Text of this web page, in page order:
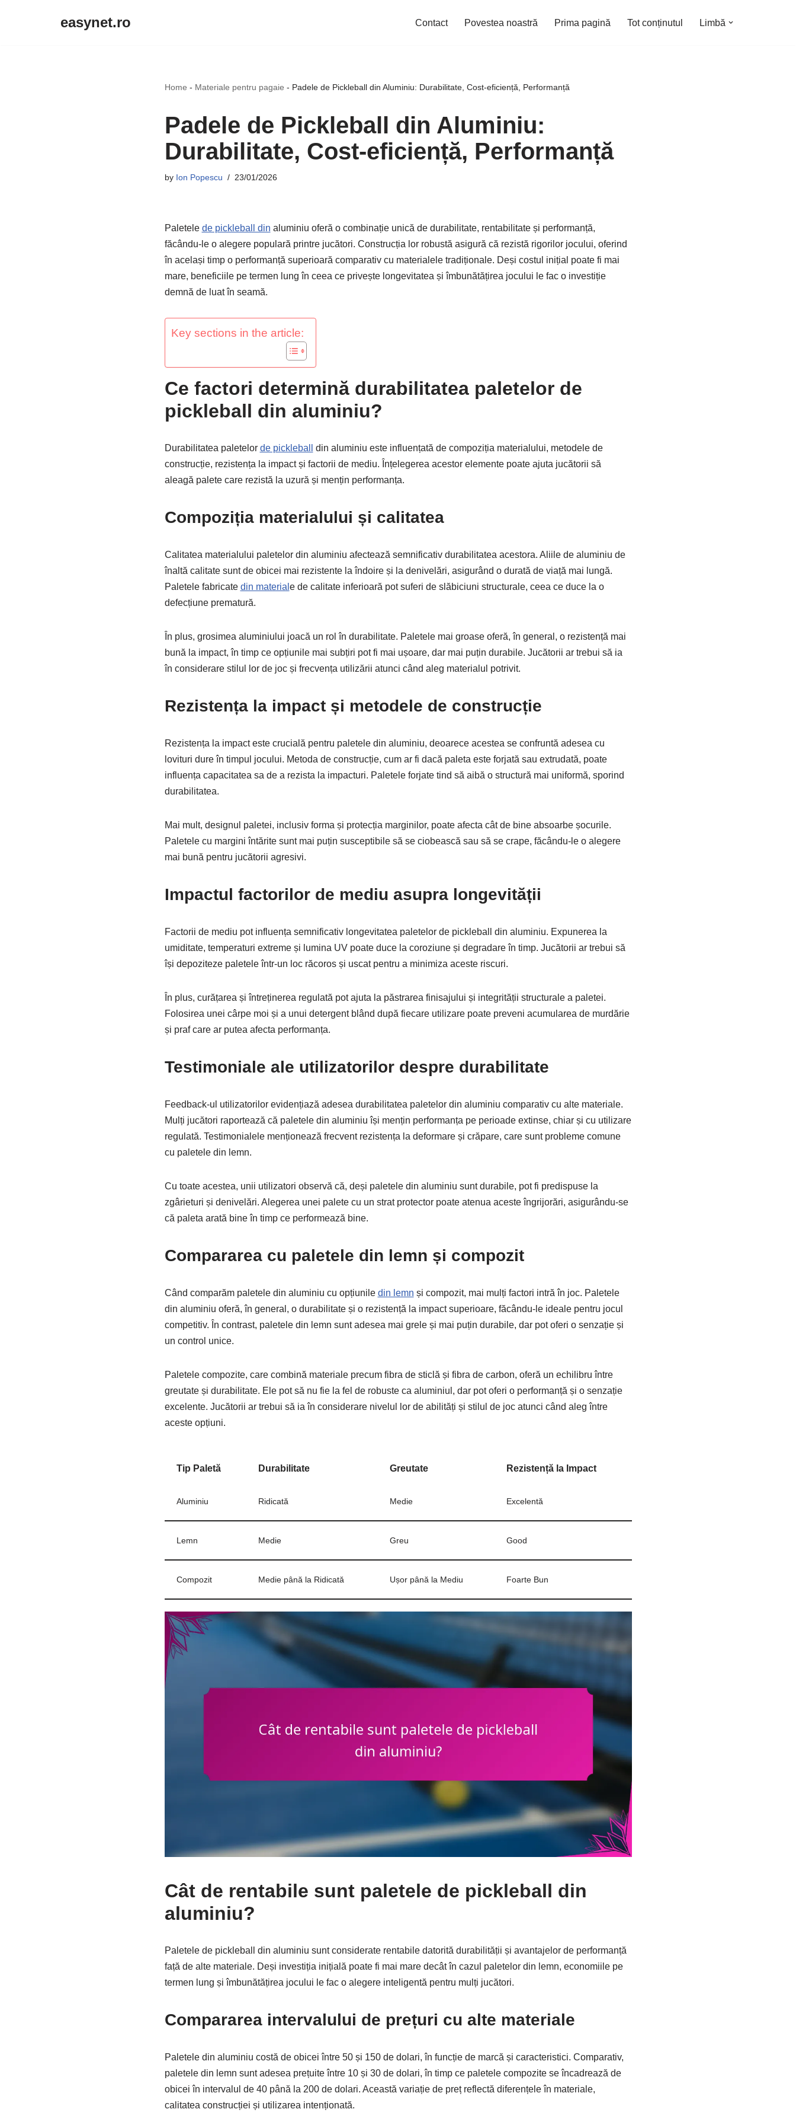
easynet.ro Contact Povestea noastră Prima pagină Tot conținutul Limbă
Home - Materiale pentru pagaie - Padele de Pickleball din Aluminiu: Durabilitate, Cost-eficiență, Performanță
Padele de Pickleball din Aluminiu:
Durabilitate, Cost-eficiență, Performanță
by Ion Popescu 23/01/2026
Paletele de pickleball din aluminiu oferă o combinație unică de durabilitate, rentabilitate și performanță,
făcându-le o alegere populară printre jucători. Construcția lor robustă asigură că rezistă rigorilor jocului, oferind
în același timp o performanță superioară comparativ cu materialele tradiționale. Deși costul inițial poate fi mai
mare, beneficiile pe termen lung în ceea ce privește longevitatea și îmbunătățirea jocului le fac o investiție
demnă de luat în seamă.
Key sections in the article:
Ce factori determină durabilitatea paletelor de
pickleball din aluminiu?
Durabilitatea paletelor de pickleball
din aluminiu este influențată de compoziția materialului, metodele de
construcție, rezistența la impact și factorii de mediu. Înțelegerea acestor elemente poate ajuta jucătorii să
aleagă palete care rezistă la uzură și mențin performanța.
Compoziția materialului și calitatea
Calitatea materialului paletelor din aluminiu afectează semnificativ durabilitatea acestora. Aliile de aluminiu de
înaltă calitate sunt de obicei mai rezistente la îndoire și la denivelări, asigurând o durată de viață mai lungă.
Paletele fabricate din material e de calitate inferioară pot suferi de slăbiciuni structurale, ceea ce duce la o
defecțiune prematură.
În plus, grosimea aluminiului joacă un rol în durabilitate. Paletele mai groase oferă, în general, o rezistență mai
bună la impact, în timp ce opțiunile mai subțiri pot fi mai ușoare, dar mai puțin durabile. Jucătorii ar trebui să ia
în considerare stilul lor de joc și frecvența utilizării atunci când aleg materialul potrivit.
Rezistența la impact și metodele de construcție
Rezistența la impact este crucială pentru paletele din aluminiu, deoarece acestea se confruntă adesea cu
lovituri dure în timpul jocului. Metoda de construcție, cum ar fi dacă paleta este forjată sau extrudată, poate
influența capacitatea sa de a rezista la impacturi. Paletele forjate tind să aibă o structură mai uniformă, sporind
durabilitatea.
Mai mult, designul paletei, inclusiv forma și protecția marginilor, poate afecta cât de bine absoarbe șocurile.
Paletele cu margini întărite sunt mai puțin susceptibile să se ciobească sau să se crape, făcându-le o alegere
mai bună pentru jucătorii agresivi.
Impactul factorilor de mediu asupra longevității
Factorii de mediu pot influența semnificativ longevitatea paletelor de pickleball din aluminiu. Expunerea la
umiditate, temperaturi extreme și lumina UV poate duce la coroziune și degradare în timp. Jucătorii ar trebui să
își depoziteze paletele într-un loc răcoros și uscat pentru a minimiza aceste riscuri.
În plus, curățarea și întreținerea regulată pot ajuta la păstrarea finisajului și integrității structurale a paletei.
Folosirea unei cârpe moi și a unui detergent blând după fiecare utilizare poate preveni acumularea de murdărie
și praf care ar putea afecta performanța.
Testimoniale ale utilizatorilor despre durabilitate
Feedback-ul utilizatorilor evidențiază adesea durabilitatea paletelor din aluminiu comparativ cu alte materiale.
Mulți jucători raportează că paletele din aluminiu își mențin performanța pe perioade extinse, chiar și cu utilizare
regulată. Testimonialele menționează frecvent rezistența la deformare și crăpare, care sunt probleme comune
cu paletele din lemn.
Cu toate acestea, unii utilizatori observă că, deși paletele din aluminiu sunt durabile, pot fi predispuse la
zgârieturi și denivelări. Alegerea unei palete cu un strat protector poate atenua aceste îngrijorări, asigurându-se
că paleta arată bine în timp ce performează bine.
Compararea cu paletele din lemn și compozit
Când comparăm paletele din aluminiu cu opțiunile din lemn și compozit, mai mulți factori intră în joc. Paletele
din aluminiu oferă, în general, o durabilitate și o rezistență la impact superioare, făcându-le ideale pentru jocul
competitiv. În contrast, paletele din lemn sunt adesea mai grele și mai puțin durabile, dar pot oferi o senzație și
un control unice.
Paletele compozite, care combină materiale precum fibra de sticlă și fibra de carbon, oferă un echilibru între
greutate și durabilitate. Ele pot să nu fie la fel de robuste ca aluminiul, dar pot oferi o performanță și o senzație
excelente. Jucătorii ar trebui să ia în considerare nivelul lor de abilități și stilul de joc atunci când aleg între
aceste opțiuni.
Tip Paletă Durabilitate Greutate Rezistență la Impact
Aluminiu Ridicată Medie Excelentă
Lemn Medie Greu Good
Compozit Medie până la Ridicată Ușor până la Mediu Foarte Bun
Cât de rentabile sunt paletele de pickleball din
aluminiu?
Paletele de pickleball din aluminiu sunt considerate rentabile datorită durabilității și avantajelor de performanță
față de alte materiale. Deși investiția inițială poate fi mai mare decât în cazul paletelor din lemn, economiile pe
termen lung și îmbunătățirea jocului le fac o alegere inteligentă pentru mulți jucători.
Compararea intervalului de prețuri cu alte materiale
Paletele din aluminiu costă de obicei între 50 și 150 de dolari, în funcție de marcă și caracteristici. Comparativ,
paletele din lemn sunt adesea prețuite între 10 și 30 de dolari, în timp ce paletele compozite se încadrează de
obicei în intervalul de 40 până la 200 de dolari. Această variație de preț reflectă diferențele în materiale,
calitatea construcției și utilizarea intenționată.